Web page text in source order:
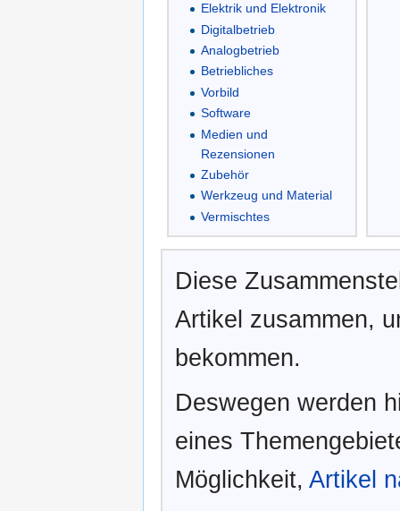
Elektrik und Elektronik
Digitalbetrieb
Analogbetrieb
Betriebliches
Vorbild
Software
Medien und
Rezensionen
Zubehör
Werkzeug und Material
Vermischtes
Diese
Artikel zusammen,
bekommen.
Deswegen werden
eines
Möglichkeit, Artikel